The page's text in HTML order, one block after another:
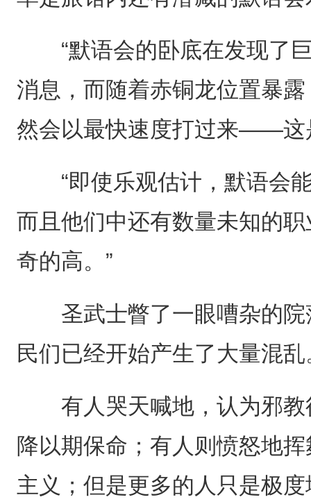
“默语会的卧底在发现了巨
消息，而随着赤铜龙位置暴
然会以最快速度打过来——这
“即使乐观估计，默语会能
而且他们中还有数量未知的
奇的高。”
圣武士瞥了一眼嘈杂的院
民们已经开始产生了大量混乱
有人哭天喊地，认为邪教
降以期保命；有人则愤怒地
主义；但是更多的人只是极